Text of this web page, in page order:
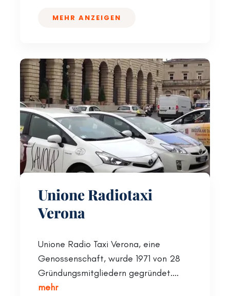
MEHR ANZEIGEN
Unione Radiotaxi
Verona
Unione Radio Taxi Verona, eine
Genossenschaft, wurde 1971 von 28
Gründungsmitgliedern gegründet....
mehr